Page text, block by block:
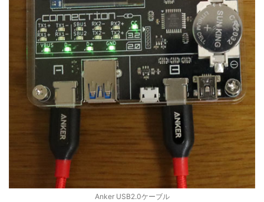
Anker USB2.0ケーブル